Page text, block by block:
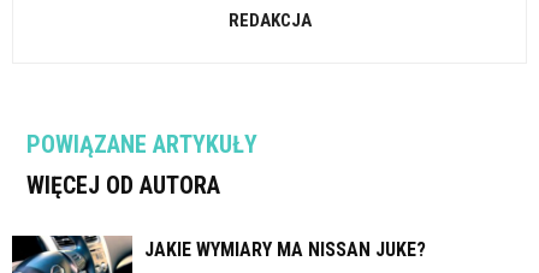
REDAKCJA
POWIĄZANE ARTYKUŁY
WIĘCEJ OD AUTORA
JAKIE WYMIARY MA NISSAN JUKE?